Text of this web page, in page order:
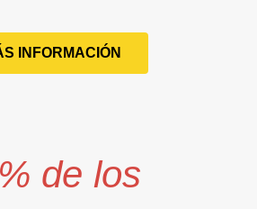
INFORMACIÓN
de los